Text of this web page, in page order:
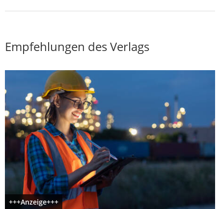
Empfehlungen des Verlags
+++Anzeige+++